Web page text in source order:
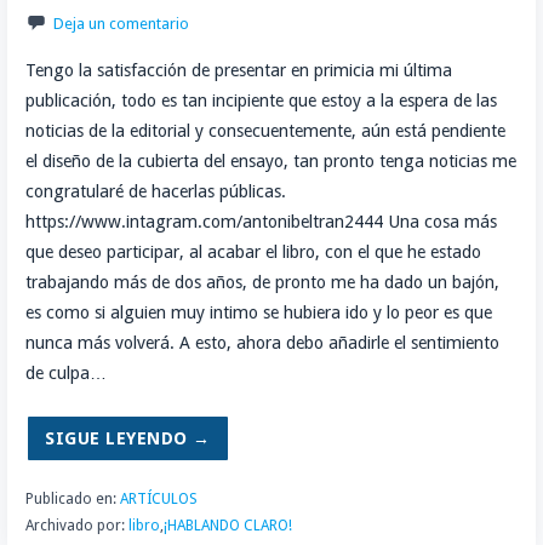
Deja un comentario
Tengo la satisfacción de presentar en primicia mi última
publicación, todo es tan incipiente que estoy a la espera de las
noticias de la editorial y consecuentemente, aún está pendiente
el diseño de la cubierta del ensayo, tan pronto tenga noticias me
congratularé de hacerlas públicas.
https://www.intagram.com/antonibeltran2444 Una cosa más
que deseo participar, al acabar el libro, con el que he estado
trabajando más de dos años, de pronto me ha dado un bajón,
es como si alguien muy intimo se hubiera ido y lo peor es que
nunca más volverá. A esto, ahora debo añadirle el sentimiento
de culpa…
SIGUE LEYENDO →
Publicado en: ARTÍCULOS
Archivado por: libro,¡HABLANDO CLARO!